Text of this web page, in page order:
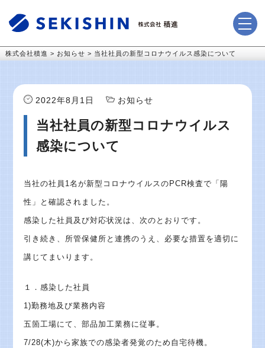
株式会社積進 > お知らせ > 当社社員の新型コロナウイルス感染について
2022年8月1日 お知らせ
当社社員の新型コロナウイルス
感染について
当社の社員1名が新型コロナウイルスのPCR検査で「陽
性」と確認されました。
感染した社員及び対応状況は、次のとおりです。
引き続き、所管保健所と連携のうえ、必要な措置を適切に
講じてまいります。
１．感染した社員
1)勤務地及び業務内容
五箇工場にて、部品加工業務に従事。
7/28(木)から家族での感染者発覚のため自宅待機。